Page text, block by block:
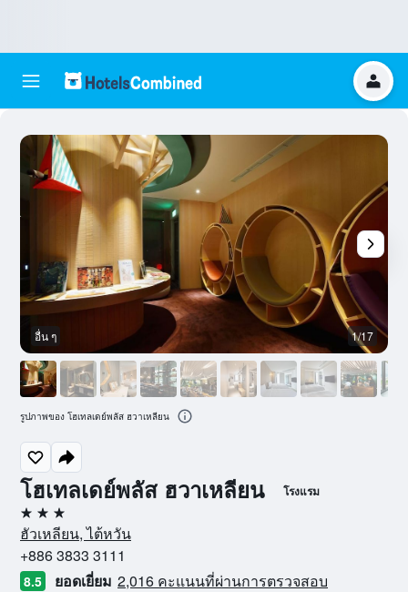
โฮเทลเดย์พลัส ฮวาเหลียน โรงแรม
3 ดาว
ฮัวเหลียน, ไต้หวัน
+886 3833 3111
8.5 ยอดเยี่ยม 2,016 คะแนนที่ผ่านการตรวจสอบ
อื่น ๆ 1/17
รูปภาพของ โฮเทลเดย์พลัส ฮวาเหลียน